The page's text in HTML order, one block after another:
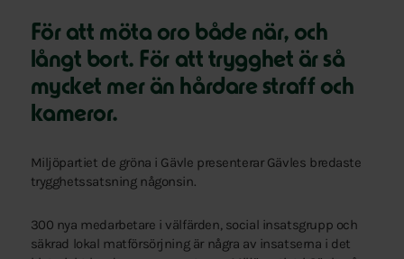
För att möta oro både när, och
långt bort. För att trygghet är så
mycket mer än hårdare straff och
kameror.
Miljöpartiet de gröna i Gävle presenterar Gävles bredaste
trygghetssatsning någonsin.
300 nya medarbetare i välfärden, social insatsgrupp och
säkrad lokal matförsörjning är några av insatserna i det